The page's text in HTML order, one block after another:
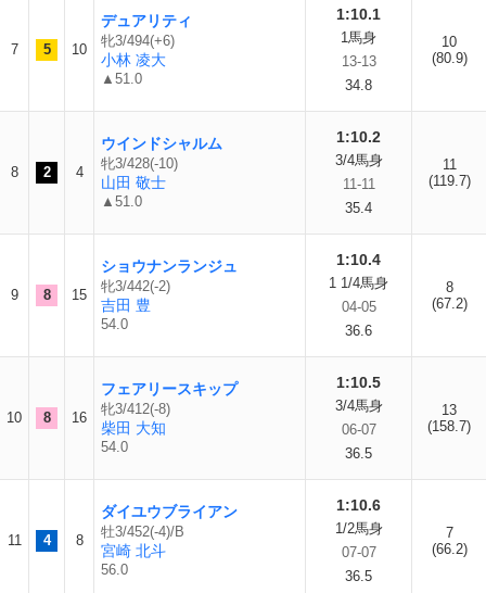
7 5 10
デュアリティ
牝3/494(+6)
小林 凌大
▲51.0
1:10.1
1馬身
13-13
34.8
10
(80.9)
8 2 4
ウインドシャルム
牝3/428(-10)
山田 敬士
▲51.0
1:10.2
3/4馬身
11-11
35.4
11
(119.7)
9 8 15
ショウナンランジュ
牝3/442(-2)
吉田 豊
54.0
1:10.4
1 1/4馬身
04-05
36.6
8
(67.2)
10 8 16
フェアリースキップ
牝3/412(-8)
柴田 大知
54.0
1:10.5
3/4馬身
06-07
36.5
13
(158.7)
11 4 8
ダイユウブライアン
牡3/452(-4)/B
宮崎 北斗
56.0
1:10.6
1/2馬身
07-07
36.5
7
(66.2)